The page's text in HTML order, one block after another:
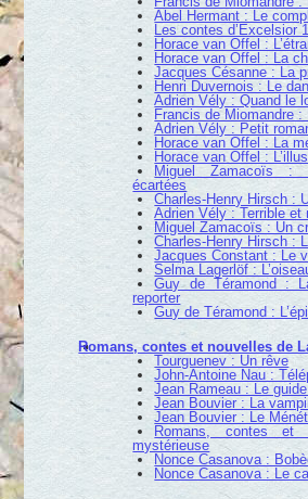
Abel Hermant : Le
Les contes d’Excelsior
Horace van Offel :
Horace van Offel : La
Jacques Césanne : La
Henri Duvernois : Le
Adrien Vély : Quand le
Francis de Miomandre
Adrien Vély : Petit
Horace van Offel : La
Horace van Offel :
Miguel Zamacoïs :
écartées
Charles-Henry Hirsch :
Adrien Vély : Terrible et
Miguel Zamacoïs : Un
Charles-Henry Hirsch :
Jacques Constant : Le
Selma Lagerlöf :
Guy de Téramond :
reporter
Guy de Téramond :
Romans, contes et nouvelles de
Tourguenev : Un rêve
John-Antoine Nau :
Jean Rameau : Le
Jean Bouvier : La
Jean Bouvier : Le
Romans, contes
mystérieuse
Nonce Casanova :
Nonce Casanova : Le